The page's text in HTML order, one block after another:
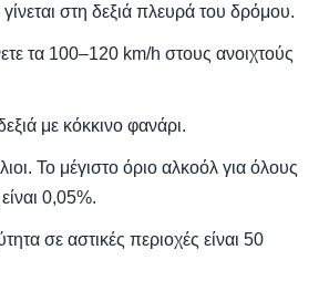
στη δεξιά πλευρά του δρόμου.
τα 100–120 km/h στους ανοιχτούς
με κόκκινο φανάρι.
Το μέγιστο όριο αλκοόλ για όλους
0,05%.
σε αστικές περιοχές είναι 50